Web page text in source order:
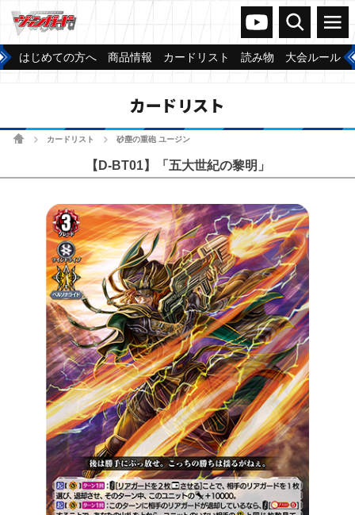
ヴァンガードch
検索 メニュー
はじめての方へ 商品情報 カードリスト 読み物 大会ルール
カードリスト
ホームカードリスト 砂塵の重砲 ユージン
【D-BT01】「五大世紀の黎明」